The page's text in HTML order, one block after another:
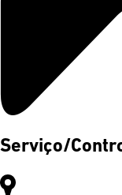
Serviço/